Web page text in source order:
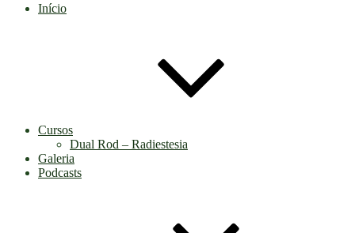
Início
Cursos
Dual Rod – Radiestesia
Galeria
Podcasts